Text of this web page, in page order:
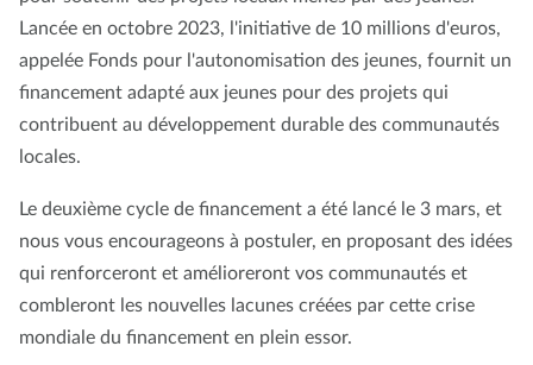
Lancée en octobre 2023, l'initiative de 10 millions d'euros,
appelée Fonds pour l'autonomisation des jeunes, fournit un
financement adapté aux jeunes pour des projets qui
contribuent au développement durable des communautés
locales.
Le deuxième cycle de financement a été lancé le 3 mars, et
nous vous encourageons à postuler, en proposant des idées
qui renforceront et amélioreront vos communautés et
combleront les nouvelles lacunes créées par cette crise
mondiale du financement en plein essor.